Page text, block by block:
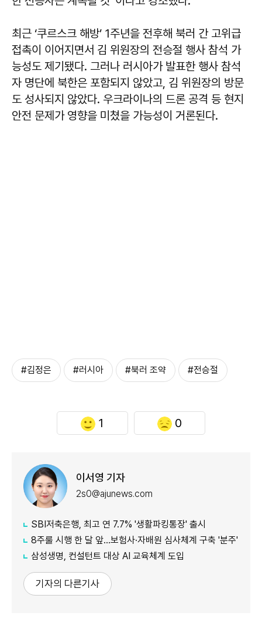
최근 ‘쿠르스크 해방’ 1주년을 전후해 북러 간 고위급
접촉이 이어지면서 김 위원장의 전승절 행사 참석 가
능성도 제기됐다. 그러나 러시아가 발표한 행사 참석
자 명단에 북한은 포함되지 않았고, 김 위원장의 방문
도 성사되지 않았다. 우크라이나의 드론 공격 등 현지
안전 문제가 영향을 미쳤을 가능성이 거론된다.
#김정은 #러시아 #북러 조약 #전승절
1 0
이서영 기자
2s0@ajunews.com
SBI저축은행, 최고 연 7.7% '생활파킹통장' 출시
8주룰 시행 한 달 앞…보험사·자배원 심사체계 구축 '분주'
삼성생명, 컨설턴트 대상 AI 교육체계 도입
기자의 다른기사